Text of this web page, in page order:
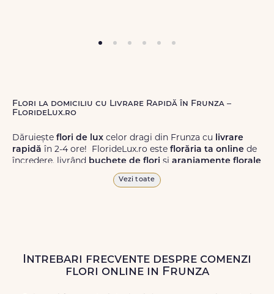
Flori la domiciliu cu Livrare Rapidă în Frunza –
FlorideLux.ro
Dăruiește flori de lux celor dragi din Frunza cu livrare
rapidă în 2-4 ore! FlorideLux.ro este florăria ta online de
încredere, livrând buchete de flori și aranjamente florale
de calitate superioară în Frunza și în toată România.
Livrăm buchete de florichiar și în weekend, pentru ca tu
să poți adresa un gest frumos atunci când ai nevoie.
Vezi toate
Intrebari frecvente despre comenzi
flori online in Frunza